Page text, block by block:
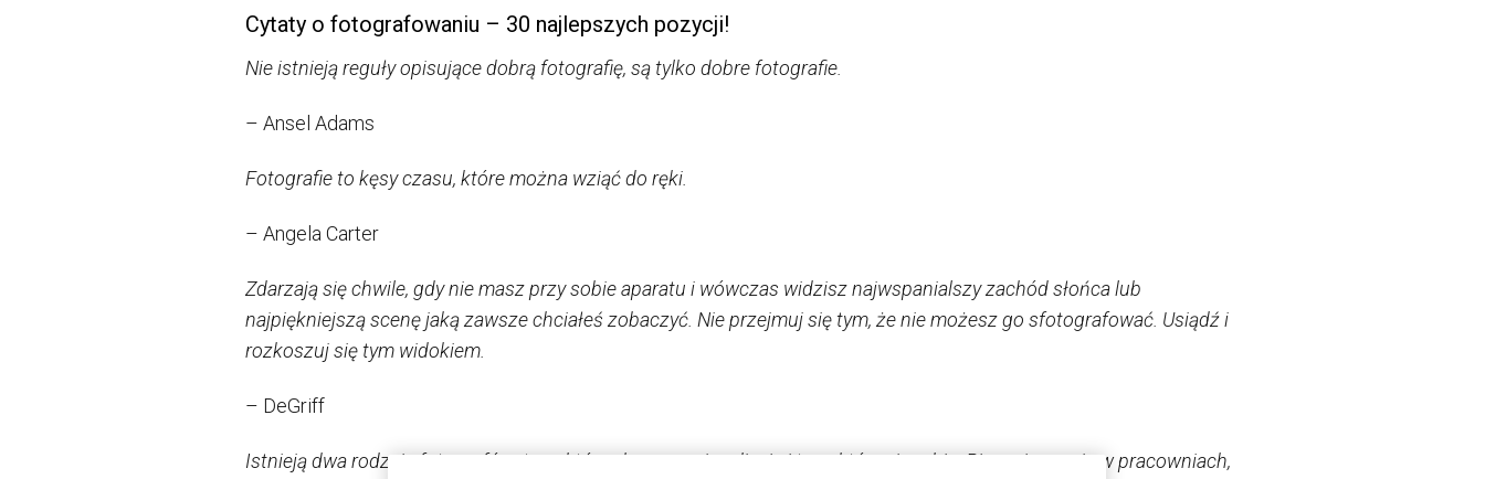
Cytaty o fotografowaniu – 30 najlepszych pozycji!
Nie istnieją reguły opisujące dobrą fotografię, są tylko dobre fotografie.
– Ansel Adams
Fotografie to kęsy czasu, które można wziąć do ręki.
– Angela Carter
Zdarzają się chwile, gdy nie masz przy sobie aparatu i wówczas widzisz najwspanialszy zachód słońca lub
najpiękniejszą scenę jaką zawsze chciałeś zobaczyć. Nie przejmuj się tym, że nie możesz go sfotografować. Usiądź i
rozkoszuj się tym widokiem.
– DeGriff
Istnieją dwa rodzaje fotografów: tacy, którzy komponują zdjęcia i tacy, którzy je robią. Pierwsi pracują w pracowniach,